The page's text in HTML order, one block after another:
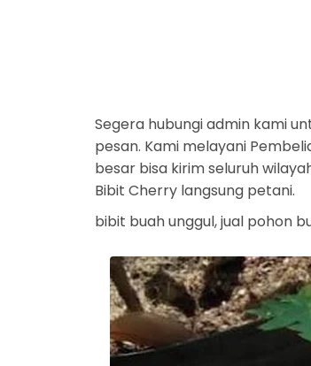
Segera hubungi admin kami
pesan. Kami melayani
besar bisa kirim seluruh
Bibit Cherry langsung petani.
bibit buah unggul, jual pohon